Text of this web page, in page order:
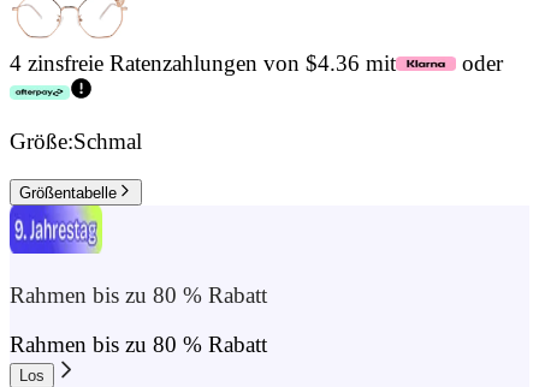
4 zinsfreie Ratenzahlungen von $4.36 mit oder
Größe:Schmal
Größentabelle
Rahmen bis zu 80 % Rabatt
Rahmen bis zu 80 % Rabatt
Los